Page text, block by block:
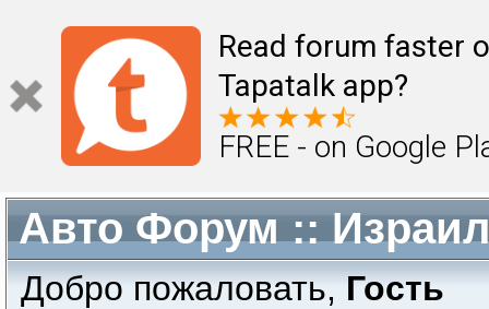
Read forum faster
Tapatalk app?
FREE - on Google
Авто Форум ::
Добро пожаловать,Гость